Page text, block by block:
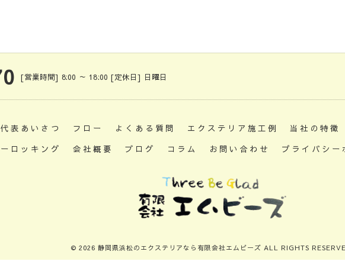
[営業時間] 8:00 ～ 18:00 [定休日] 日曜日
代表あいさつ フロー よくある質問 エクステリア施工例 当社の特徴
ロッキング
会社概要 ブログ コラム お問い合わせ プライバシー
© 2026 静岡県浜松のエクステリアなら有限会社エムビーズ ALL RIGHTS